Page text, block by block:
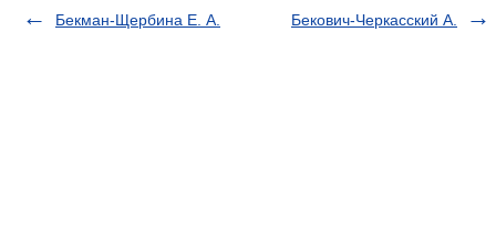
Бекман-Щербина Е. А.
Бекович-Черкасский А.